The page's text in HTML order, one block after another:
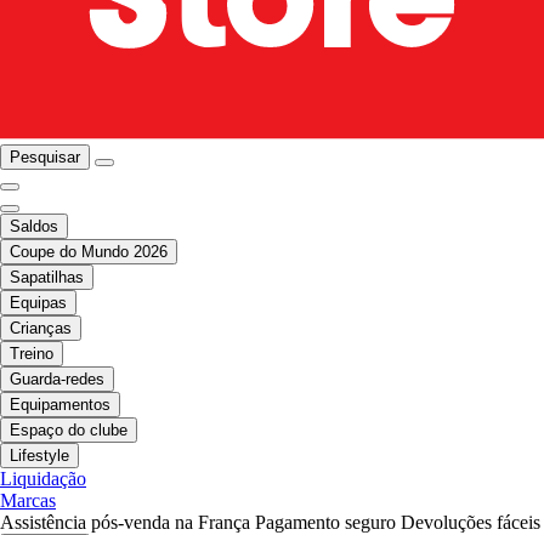
Pesquisar
Saldos
Coupe do Mundo 2026
Sapatilhas
Equipas
Crianças
Treino
Guarda-redes
Equipamentos
Espaço do clube
Lifestyle
Liquidação
Marcas
Assistência pós-venda na França Pagamento seguro Devoluções fáceis